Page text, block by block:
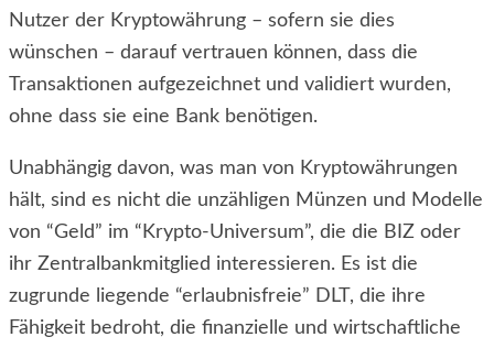
Nutzer der Kryptowährung – sofern sie dies
wünschen – darauf vertrauen können, dass die
Transaktionen aufgezeichnet und validiert wurden,
ohne dass sie eine Bank benötigen.
Unabhängig davon, was man von Kryptowährungen
hält, sind es nicht die unzähligen Münzen und Modelle
von “Geld” im “Krypto-Universum”, die die BIZ oder
ihr Zentralbankmitglied interessieren. Es ist die
zugrunde liegende “erlaubnisfreie” DLT, die ihre
Fähigkeit bedroht, die finanzielle und wirtschaftliche